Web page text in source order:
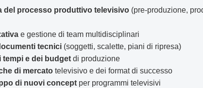
del processo produttivo televisivo (pre-produzione,
e gestione di team multidisciplinari
tecnici (soggetti, scalette, piani di ripresa)
tempi e dei budget di produzione
di mercato televisivo e dei format di successo
di nuovi concept per programmi televisivi